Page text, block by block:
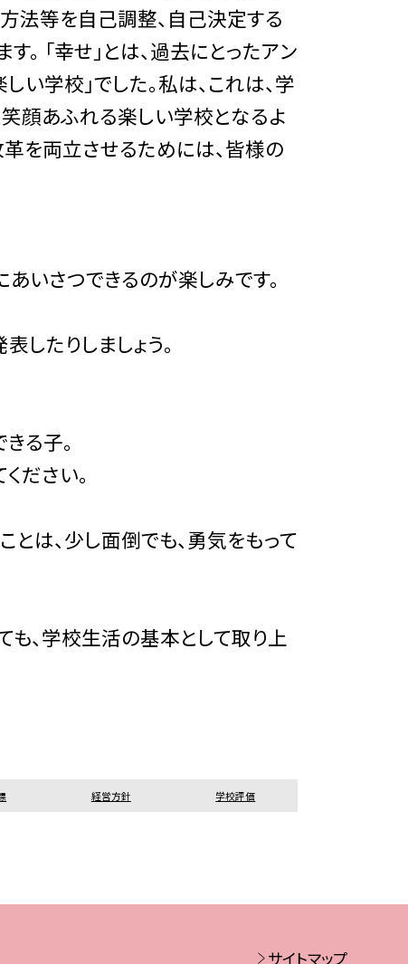
法等を自己調整、自己決定する
「幸せ」とは、過去にとったアン
い学校」でした。私は、これは、学
顔あふれる楽しい学校となるよ
を両立させるためには、皆様の
いさつできるのが楽しみです。
したりしましょう。
る子。
ださい。
とは、少し面倒でも、勇気をもって
、学校生活の基本として取り上
経営方針 学校評価
サイトマップ